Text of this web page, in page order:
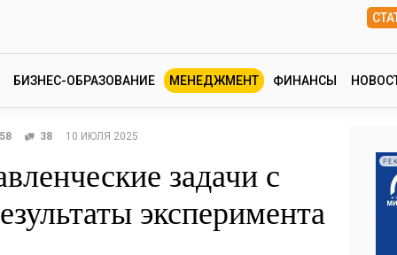
БИЗНЕС-ОБРАЗОВАНИЕ МЕНЕДЖМЕНТ ФИНАНСЫ
38 10 ИЮЛЯ 2025
задачи с
эксперимента